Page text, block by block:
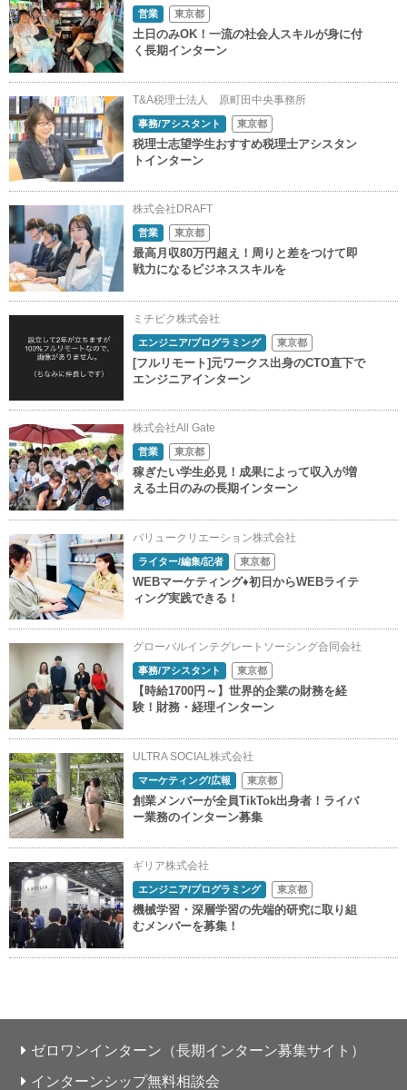
営業 東京都
土日のみOK！一流の社会人スキルが身に付
く長期インターン
T&A税理士法人 原町田中央事務所
事務/アシスタント 東京都
税理士志望学生おすすめ税理士アシスタン
トインターン
株式会社DRAFT
営業 東京都
最高月収80万円超え！周りと差をつけて即
戦力になるビジネススキルを
ミチビク株式会社
エンジニア/プログラミング 東京都
[フルリモート]元ワークス出身のCTO直下で
エンジニアインターン
株式会社All Gate
営業 東京都
稼ぎたい学生必見！成果によって収入が増
える土日のみの長期インターン
バリュークリエーション株式会社
ライター/編集/記者 東京都
WEBマーケティング♦初日からWEBライテ
ィング実践できる！
グローバルインテグレートソーシング合同会社
事務/アシスタント 東京都
【時給1700円～】世界的企業の財務を経
験！財務・経理インターン
ULTRA SOCIAL株式会社
マーケティング/広報 東京都
創業メンバーが全員TikTok出身者！ライバ
ー業務のインターン募集
ギリア株式会社
エンジニア/プログラミング 東京都
機械学習・深層学習の先端的研究に取り組
むメンバーを募集！
ゼロワンインターン（長期インターン募集サイト）
インターンシップ無料相談会